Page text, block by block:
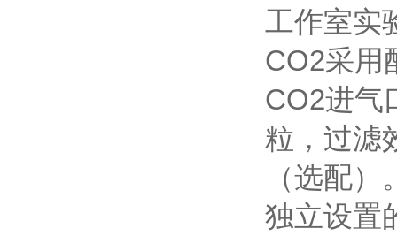
工作室实
CO2采用
CO2进气
粒，过滤
（选配）
独立设置